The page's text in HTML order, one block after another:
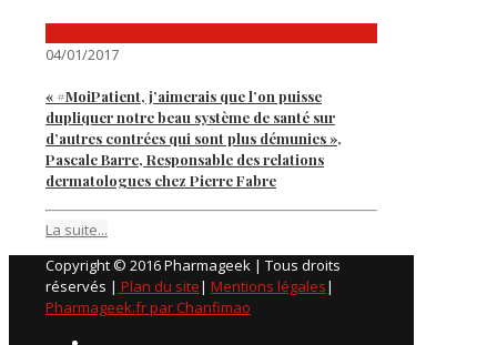
04/01/2017
« #MoiPatient, j’aimerais que l’on puisse
dupliquer notre beau système de santé sur
d’autres contrées qui sont plus démunies »,
Pascale Barre, Responsable des relations
dermatologues chez Pierre Fabre
La suite...
Copyright © 2016 Pharmageek | Tous droits
réservés | Plan du site| Mentions légales|
Pharmageek.fr par Chanfimao